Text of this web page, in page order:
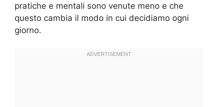
pratiche e mentali sono venute meno e che
questo cambia il modo in cui decidiamo ogni
giorno.